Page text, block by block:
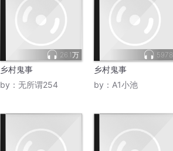
26.1万
乡村鬼事
by： 无所谓254
5978
乡村鬼事
by： A1小池